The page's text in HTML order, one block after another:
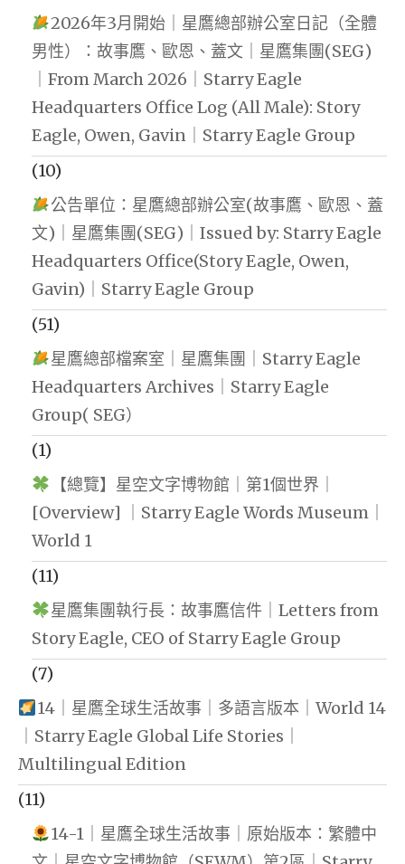
2026年3月開始｜星鷹總部辦公室日記（全體
男性）：故事鷹、歐恩、蓋文｜星鷹集團(SEG)
｜From March 2026｜Starry Eagle
Headquarters Office Log (All Male): Story
Eagle, Owen, Gavin｜Starry Eagle Group
(10)
公告單位：星鷹總部辦公室(故事鷹、歐恩、蓋
文)｜星鷹集團(SEG)｜Issued by: Starry Eagle
Headquarters Office(Story Eagle, Owen,
Gavin)｜Starry Eagle Group
(51)
星鷹總部檔案室｜星鷹集團｜Starry Eagle
Headquarters Archives｜Starry Eagle
Group( SEG）
(1)
【總覽】星空文字博物館｜第1個世界｜
[Overview] ｜Starry Eagle Words Museum｜
World 1
(11)
星鷹集團執行長：故事鷹信件｜Letters from
Story Eagle, CEO of Starry Eagle Group
(7)
14｜星鷹全球生活故事｜多語言版本｜World 14
｜Starry Eagle Global Life Stories｜
Multilingual Edition
(11)
14-1｜星鷹全球生活故事｜原始版本：繁體中